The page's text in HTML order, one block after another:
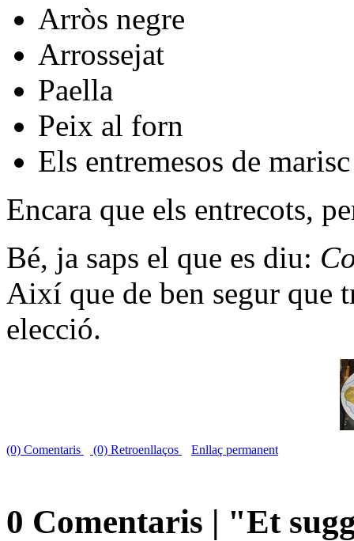
Arròs negre
Arrossejat
Paella
Peix al forn
Els entremesos de marisc
Encara que els entrecots,
Bé, ja saps el que es diu:
Així que de ben segur que
elecció.
(0) Comentaris (0) Retroenllaços Enllaç permanent
0 Comentaris | "Et